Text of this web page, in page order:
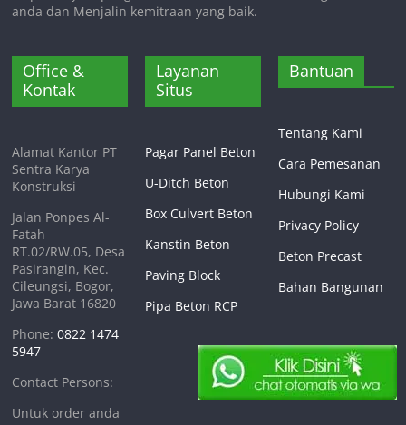
anda dan Menjalin kemitraan yang baik.
Office &
Kontak
Alamat Kantor PT
Sentra Karya
Konstruksi
Jalan Ponpes Al-
Fatah
RT.02/RW.05, Desa
Pasirangin, Kec.
Cileungsi, Bogor,
Jawa Barat 16820
Phone:0822 1474
5947
Contact Persons:
Untuk order anda
Layanan
Situs
Pagar Panel Beton
U-Ditch Beton
Box Culvert Beton
Kanstin Beton
Paving Block
Pipa Beton RCP
Bantuan
Tentang Kami
Cara Pemesanan
Hubungi Kami
Privacy Policy
Beton Precast
Bahan Bangunan